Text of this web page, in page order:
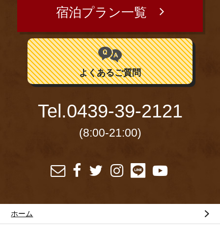
宿泊プラン一覧
よくあるご質問
Tel.0439-39-2121
(8:00-21:00)
ホーム